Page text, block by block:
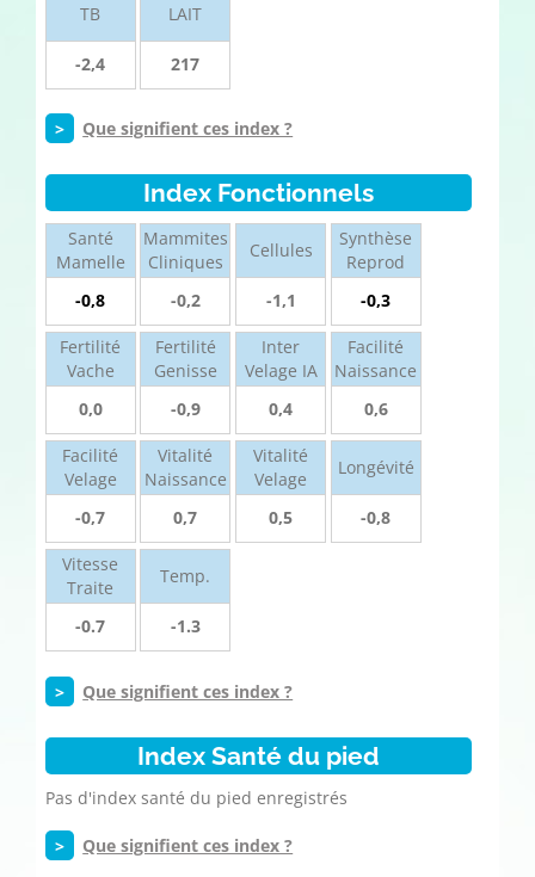
TB
-2,4
LAIT
217
> Que signifient ces index ?
Index Fonctionnels
Santé
Mamelle
-0,8
Mammites
Cliniques
-0,2
Cellules
-1,1
Synthèse
Reprod
-0,3
Fertilité
Vache
0,0
Fertilité
Genisse
-0,9
Inter
Velage IA
0,4
Facilité
Naissance
0,6
Facilité
Velage
-0,7
Vitalité
Naissance
0,7
Vitalité
Velage
0,5
Longévité
-0,8
Vitesse
Traite
-0.7
Temp.
-1.3
> Que signifient ces index ?
Index Santé du pied
Pas d'index santé du pied enregistrés
> Que signifient ces index ?